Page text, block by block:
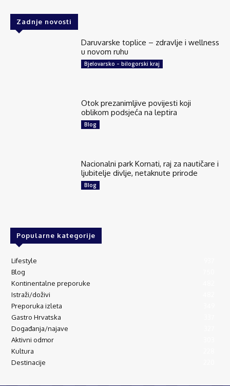
Zadnje novosti
Daruvarske toplice – zdravlje i wellness
u novom ruhu
Bjelovarsko – bilogorski kraj
Otok prezanimljive povijesti koji
oblikom podsjeća na leptira
Blog
Nacionalni park Kornati, raj za nautičare i
ljubitelje divlje, netaknute prirode
Blog
Popularne kategorije
Lifestyle
Blog
Kontinentalne preporuke
Istraži/doživi
Preporuka izleta
Gastro Hrvatska
Događanja/najave
Aktivni odmor
Kultura
Destinacije